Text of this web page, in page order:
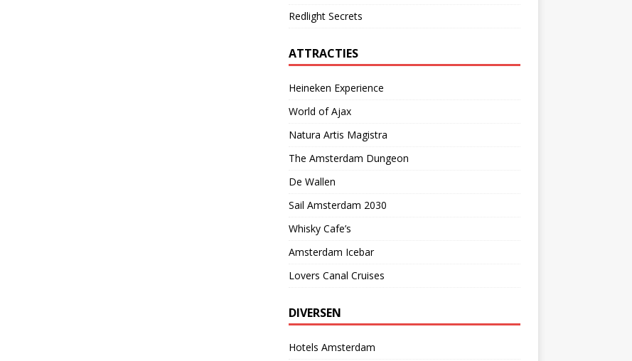
Redlight Secrets
ATTRACTIES
Heineken Experience
World of Ajax
Natura Artis Magistra
The Amsterdam Dungeon
De Wallen
Sail Amsterdam 2030
Whisky Cafe’s
Amsterdam Icebar
Lovers Canal Cruises
DIVERSEN
Hotels Amsterdam